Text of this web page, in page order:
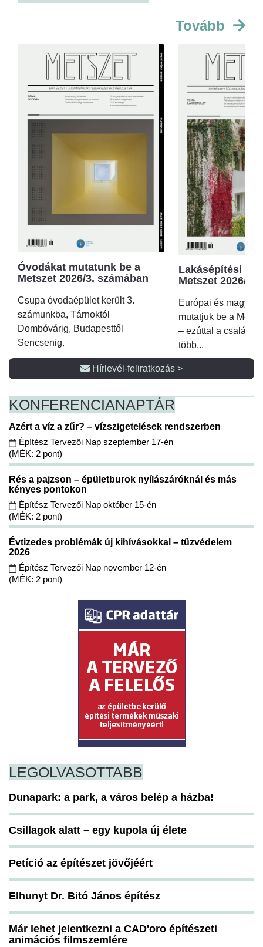
Tovább
Óvodákat mutatunk be a
Metszet 2026/3. számában
Csupa óvodaépület került 3.
számunkba, Tárnoktól
Dombóvárig, Budapesttől
Sencsenig.
Lakásépítési
Metszet 2026/2.
Európai és magyar
mutatjuk be a
– ezúttal a családi
több...
Hírlevél-feliratkozás >
KONFERENCIANAPTÁR
Azért a víz a zűr? – vízszigetelések rendszerben
Építész Tervezői Nap szeptember 17-én
(MÉK: 2 pont)
Rés a pajzson – épületburok nyílászáróknál és más
kényes pontokon
Építész Tervezői Nap október 15-én
(MÉK: 2 pont)
Évtizedes problémák új kihívásokkal – tűzvédelem
2026
Építész Tervezői Nap november 12-én
(MÉK: 2 pont)
LEGOLVASOTTABB
Dunapark: a park, a város belép a házba!
Csillagok alatt – egy kupola új élete
Petíció az építészet jövőjéért
Elhunyt Dr. Bitó János építész
Már lehet jelentkezni a CAD'oro építészeti
animációs filmszemlére